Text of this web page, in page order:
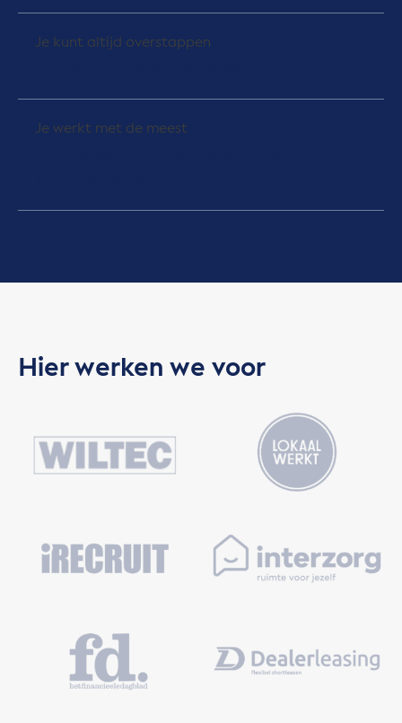
Je kunt altijd overstappen
Je werkt met de meest
Hier werken we voor